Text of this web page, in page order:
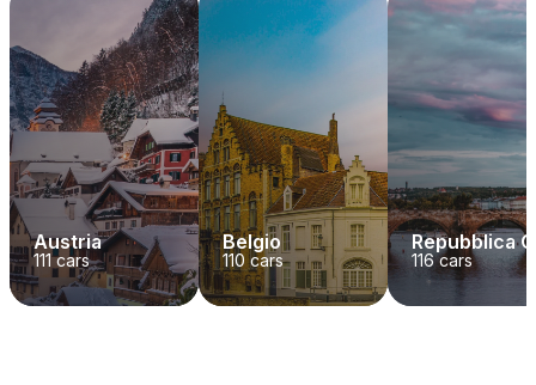
Austria
111cars
Belgio
110 cars
Repubblica
116cars